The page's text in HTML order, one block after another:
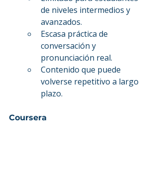
de niveles intermedios y
avanzados.
Escasa práctica de
conversación y
pronunciación real.
Contenido que puede
volverse repetitivo a largo
plazo.
Coursera